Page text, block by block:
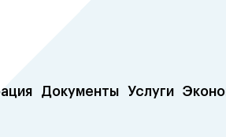
Документы Услуги